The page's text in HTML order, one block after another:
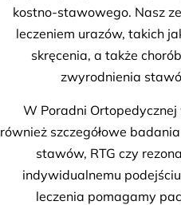
kostno-stawowego. Nasz
leczeniem urazów, takich
skręcenia, a także
zwyrodnienia
W Poradni
również szczegółowe
stawów, RTG czy
indywidualnemu
leczenia pomagamy